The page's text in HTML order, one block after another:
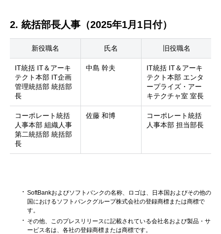
2. 統括部長人事（2025年1月1日付）
新役職名 氏名 旧役職名
IT統括 IT＆アーキ
テクト本部 IT企画
管理統括部 統括部
長
中島 幹夫
IT統括 IT＆アーキ
テクト本部 エンタ
ープライズ・アー
キテクチャ室 室長
コーポレート統括
人事本部 組織人事
第二統括部 統括部
長
佐藤 和博
コーポレート統括
人事本部 担当部長
SoftBankおよびソフトバンクの名称、ロゴは、日本国およびその他の
国におけるソフトバンクグループ株式会社の登録商標または商標で
す。
その他、このプレスリリースに記載されている会社名および製品・サ
ービス名は、各社の登録商標または商標です。